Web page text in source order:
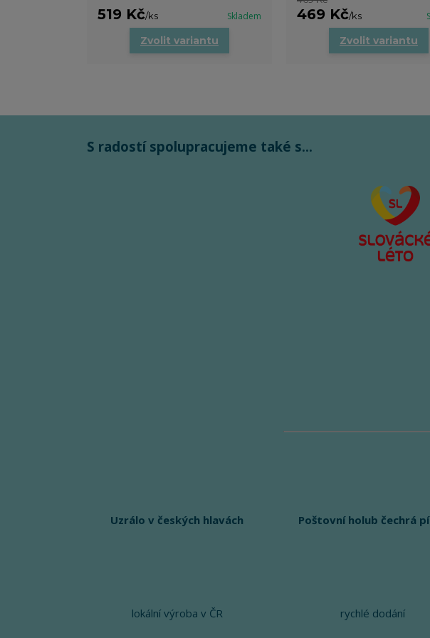
519 Kč/ks Skladem
Zvolit variantu
469 Kč/ks
Zvolit variantu
S radostí spolupracujeme také s...
Uzrálo v českých hlavách
lokální výroba v ČR
Poštovní holub čechrá
rychlé dodání